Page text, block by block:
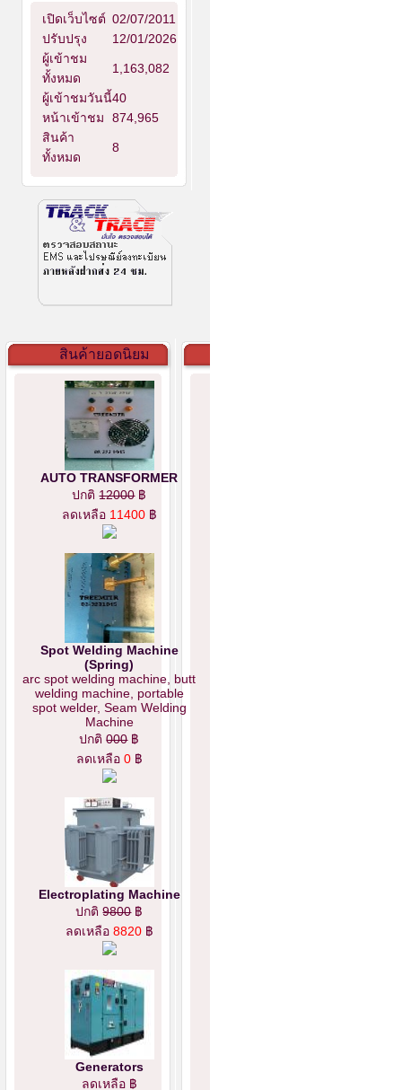
เปิดเว็บไซต์ 02/07/2011
ปรับปรุง
12/01/2026
ผู้เข้าชม
ทั้งหมด
1,163,082
ผู้เข้าชมวันนี้40
หน้าเข้าชม
874,965
สินค้า
ทั้งหมด
8
สินค้ายอดนิยม
AUTO TRANSFORMER
ปกติ12000฿
ลดเหลือ 11400 ฿
Spot Welding Machine
(Spring)
arc spot welding machine, butt
welding machine, portable
spot welder, Seam Welding
Machine
ปกติ000฿
ลดเหลือ 0 ฿
Electroplating Machine
ปกติ9800฿
ลดเหลือ 8820 ฿
Generators
ลดเหลือ ฿